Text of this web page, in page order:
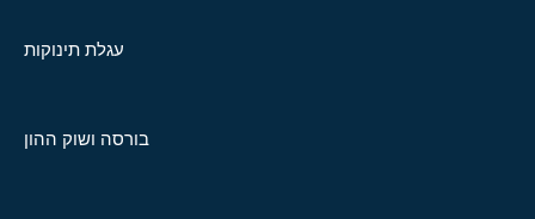
עגלת תינוקות
בורסה ושוק ההון